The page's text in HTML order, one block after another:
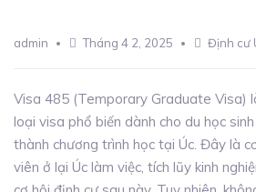
admin Tháng 4 2, 2025 Định cư
Visa 485 (Temporary Graduate Visa)
loại visa phổ biến dành cho du học
thành chương trình học tại Úc. Đây là
viên ở lại Úc làm việc, tích lũy kinh